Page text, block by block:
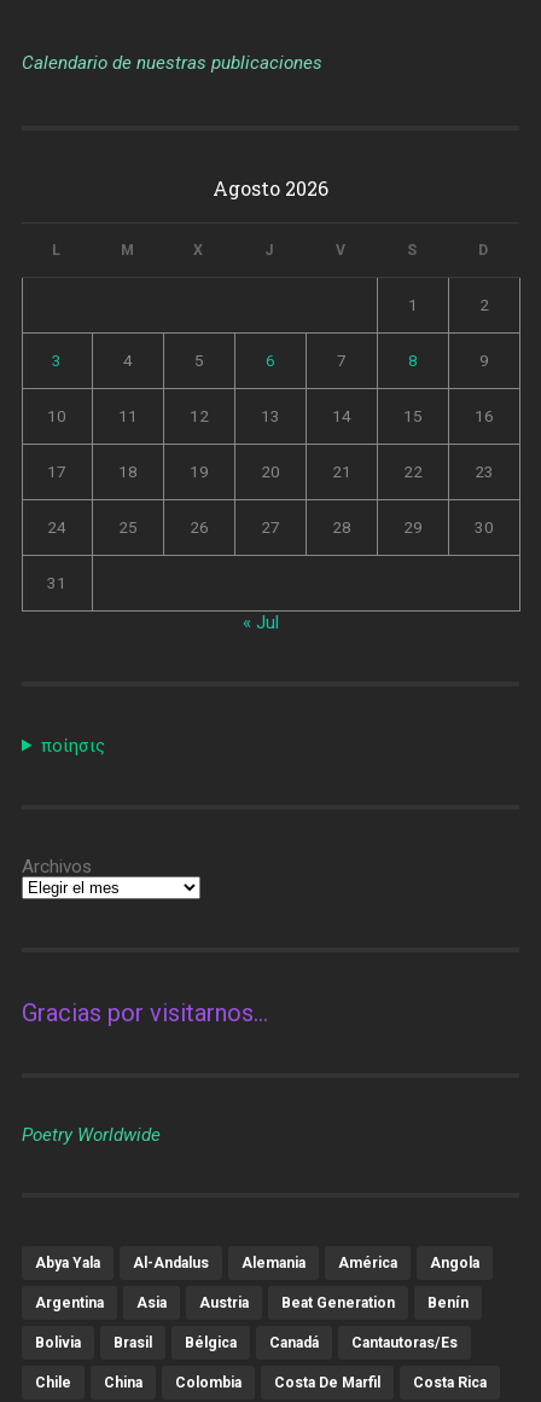
Calendario de nuestras publicaciones
Agosto 2026
L M X J V S D
1 2
3 4 5 6 7 8 9
10 11 12 13 14 15 16
17 18 19 20 21 22 23
24 25 26 27 28 29 30
31
« Jul
ποίησις
Archivos
Gracias por visitarnos…
Poetry Worldwide
Abya Yala Al-Andalus Alemania América Angola
Argentina Asia Austria Beat Generation Benín
Bolivia Brasil Bélgica Canadá Cantautoras/es
Chile China Colombia Costa De Marfil Costa Rica